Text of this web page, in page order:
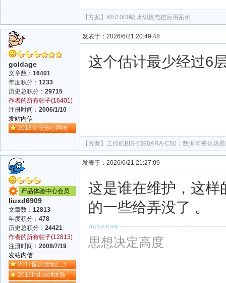
【方案】 WS1000喷水织机电控应用案例
goldage
文章数： 16401
年度积分： 1233
历史总积分： 29715
作者的所有帖子(16401)
注册时间： 2006/1/10
发站内信
2018论坛热心网友
发表于：2026/6/21 20:49:48
这个估计最少经过6
【方案】 工控机BIS-6390ARA-C50：数据可视化场
产品体验中心会员
liuxd6909
文章数： 12813
年度积分： 478
历史总积分： 24421
作者的所有帖子(12813)
注册时间： 2008/7/19
发站内信
2017国庆活动(三)
2015Indusoft体验
发表于：2026/6/21 21:27:09
这是谁在维护，这
的一些给弄没了 。
思想决定高度